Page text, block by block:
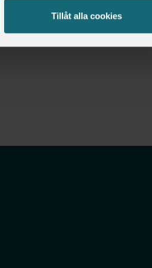
Tillåt alla cookies